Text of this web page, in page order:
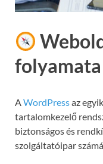
folyamata
AWordPressaz
tartalomkezelő
biztonságos és
szolgáltatóipar